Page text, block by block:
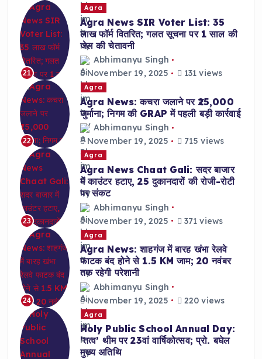
21
Agra
Agra News SIR Voter List: 35
लाख फॉर्म वितरित; गलत सूचना पर 1 साल की
जेल की चेतावनी
Abhimanyu Singh
November 19, 2025
131 views
22
Agra
Agra News: कचरा जलाने पर ₹25,000
जुर्माना; निगम की GRAP में पहली बड़ी कार्रवाई
Abhimanyu Singh
November 19, 2025
715 views
23
Agra
Agra News Chaat Gali: सदर बाजार
में काउंटर हटाए, 25 दुकानदारों की रोजी-रोटी
पर संकट
Abhimanyu Singh
November 19, 2025
371 views
24
Agra
Agra News: शाहगंज में बारह खंभा रेलवे
फाटक बंद होने से 1.5 KM जाम; 20 नवंबर
तक रहेगी परेशानी
Abhimanyu Singh
November 19, 2025
220 views
Agra
Holy Public School Annual Day:
‘तत्व’ थीम पर 23वां वार्षिकोत्सव; प्रो. बघेल
मुख्य अतिथि